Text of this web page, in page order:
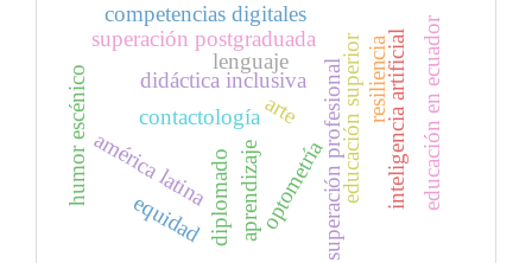
contactología
diplomado optometríasuperación profesional
didáctica inclusiva educación superior
américa latina
equidad
resiliencia
superación postgraduada
competencias digitales
inteligencia artificial
lenguaje
arte
humor escénico educación en ecuador
aprendizaje